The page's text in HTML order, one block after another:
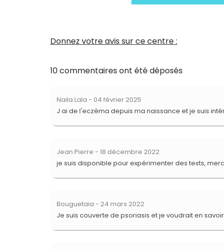
Donnez votre avis sur ce centre :
10 commentaires ont été déposés
Naila Lala - 04 février 2025
J ai de l'eczéma depuis ma naissance et je suis
Jean Pierre - 18 décembre 2022
je suis disponible pour expérimenter des tests,
Bouguetaia - 24 mars 2022
Je suis couverte de psoriasis et je voudrait en